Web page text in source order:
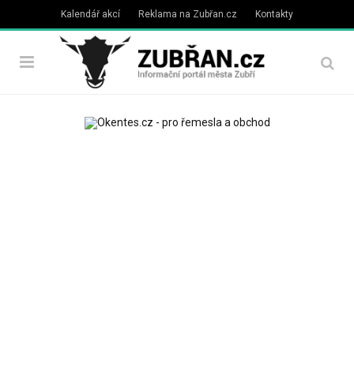
Kalendář akcí Reklama na Zubřan.cz Kontakty